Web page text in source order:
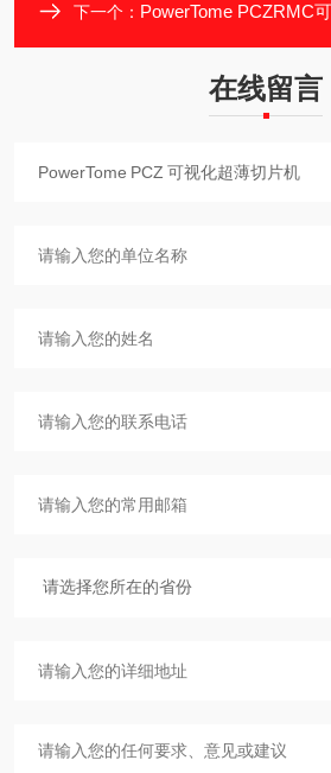
下一个： PowerTome PCZRMC可视化切片
在线留言